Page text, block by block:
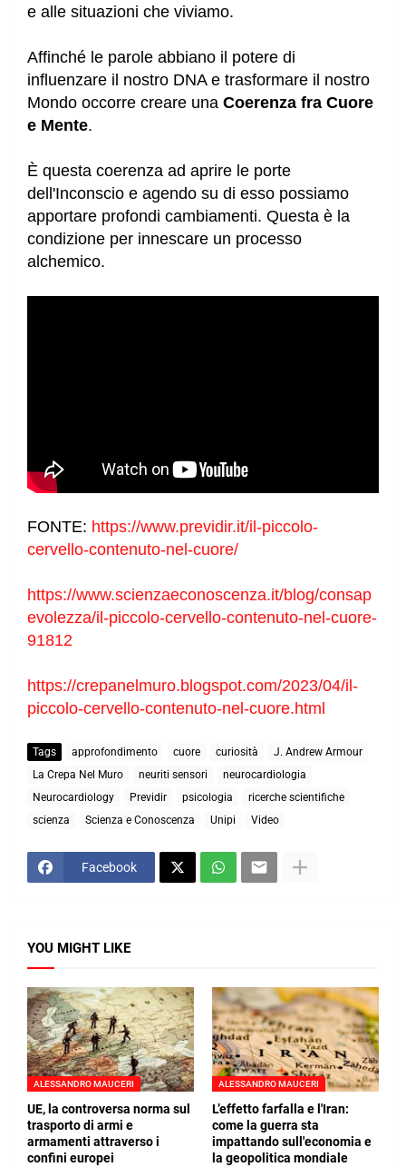
e alle situazioni che viviamo.
Affinché le parole abbiano il potere di
influenzare il nostro DNA e trasformare il nostro
Mondo occorre creare una Coerenza fra Cuore
e Mente.
È questa coerenza ad aprire le porte
dell'Inconscio e agendo su di esso possiamo
apportare profondi cambiamenti. Questa è la
condizione per innescare un processo
alchemico.
FONTE: https://www.previdir.it/il-piccolo-
cervello-contenuto-nel-cuore/
https://www.scienzaeconoscenza.it/blog/consap
evolezza/il-piccolo-cervello-contenuto-nel-cuore-
91812
https://crepanelmuro.blogspot.com/2023/04/il-
piccolo-cervello-contenuto-nel-cuore.html
Tags approfondimento cuore curiosità
J. Andrew Armour
La Crepa Nel Muro
neuriti sensori
neurocardiologia
Neurocardiology
Previdir psicologia
ricerche scientifiche
scienza
Scienza e Conoscenza Unipi Video
Facebook
YOU MIGHT LIKE
ALESSANDRO MAUCERI
UE, la controversa norma sul
trasporto di armi e
armamenti attraverso i
confini europei
ALESSANDRO MAUCERI
L’effetto farfalla e l'Iran:
come la guerra sta
impattando sull'economia e
la geopolitica mondiale